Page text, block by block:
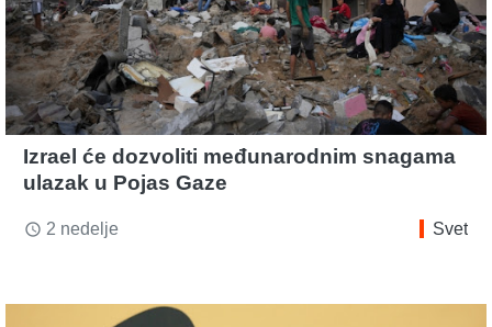
Izrael će dozvoliti međunarodnim snagama
ulazak u Pojas Gaze
access_time 2 nedelje Svet